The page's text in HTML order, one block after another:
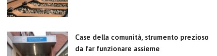
Case della comunità, strumento prezioso
da far funzionare assieme